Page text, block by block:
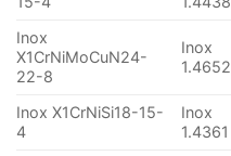
Inox
X1CrNiMoCuN24-
22-8
Inox
1.4652
Inox X1CrNiSi18-15-
4
Inox
1.4361